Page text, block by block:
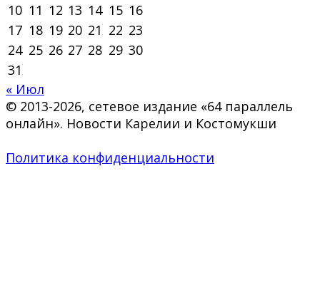
10 11 12 13 14 15 16
17 18 19 20 21 22 23
24 25 26 27 28 29 30
31
« Июл
© 2013-2026, сетевое издание «64 параллель
онлайн». Новости Карелии и Костомукши
Политика конфиденциальности